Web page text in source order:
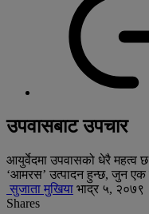
उपवासबाट उपचार
आयुर्वेदमा उपवासको धेरै महत्व
‘आमरस’ उत्पादन हुन्छ, जुन एक
सुजाता मुखिया भाद्र ५, २०७९
Shares